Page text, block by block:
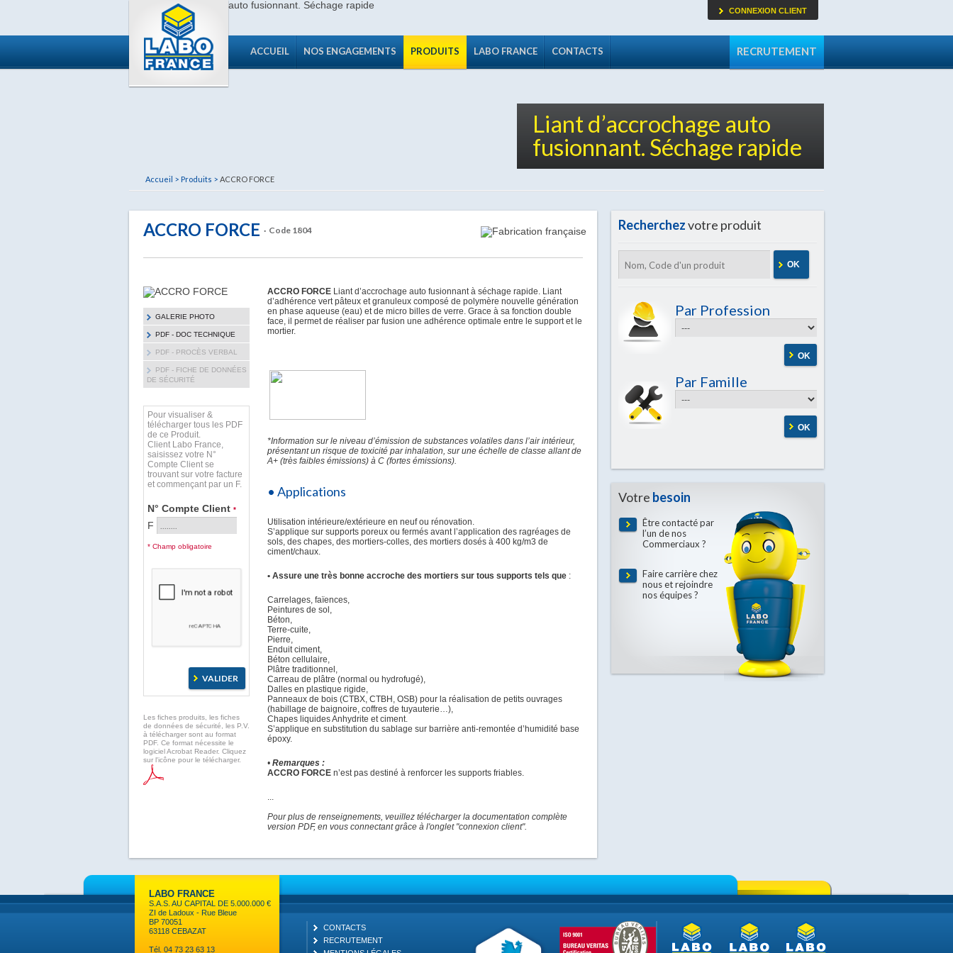
RECRUTEMENT
ACCUEIL NOS ENGAGEMENTS PRODUITS LABO FRANCE CONTACTS
CONNEXION CLIENT
Liant d’accrochage auto
fusionnant. Séchage rapide
Accueil > Produits > ACCRO FORCE
ACCRO FORCE · Code 1804
GALERIE PHOTO
PDF - DOC TECHNIQUE
PDF - PROCÈS VERBAL
PDF - FICHE DE DONNÉES
DE SÉCURITÉ
Pour visualiser &
télécharger tous les PDF
de ce Produit.
Client Labo France,
saisissez votre N°
Compte Client se
trouvant sur votre facture
et commençant par un F.
N° Compte Client *
F
* Champ obligatoire
Les fiches produits, les fiches
de données de sécurité, les P.V.
à télécharger sont au format
PDF. Ce format nécessite le
logiciel Acrobat Reader. Cliquez
sur l'icône pour le télécharger.
ACCRO FORCE Liant d’accrochage auto fusionnant à séchage rapide. Liant
d’adhérence vert pâteux et granuleux composé de polymère nouvelle génération
en phase aqueuse (eau) et de micro billes de verre. Grace à sa fonction double
face, il permet de réaliser par fusion une adhérence optimale entre le support et le
mortier.
*Information sur le niveau d’émission de substances volatiles dans l’air intérieur,
présentant un risque de toxicité par inhalation, sur une échelle de classe allant de
A+ (très faibles émissions) à C (fortes émissions).
• Applications
Utilisation intérieure/extérieure en neuf ou rénovation.
S’applique sur supports poreux ou fermés avant l’application des ragréages de
sols, des chapes, des mortiers-colles, des mortiers dosés à 400 kg/m3 de
ciment/chaux.
• Assure une très bonne accroche des mortiers sur tous supports tels que :
Carrelages, faïences,
Peintures de sol,
Béton,
Terre-cuite,
Pierre,
Enduit ciment,
Béton cellulaire,
Plâtre traditionnel,
Carreau de plâtre (normal ou hydrofugé),
Dalles en plastique rigide,
Panneaux de bois (CTBX, CTBH, OSB) pour la réalisation de petits ouvrages
(habillage de baignoire, coffres de tuyauterie…),
Chapes liquides Anhydrite et ciment.
S’applique en substitution du sablage sur barrière anti-remontée d’humidité base
époxy.
• Remarques :
ACCRO FORCE n’est pas destiné à renforcer les supports friables.
...
Pour plus de renseignements, veuillez télécharger la documentation complète
version PDF, en vous connectant grâce à l'onglet "connexion client".
Recherchezvotre produit
OK
Par Profession
OK
Par Famille
OK
Votre besoin
Être contacté par
l’un de nos
Commerciaux ?
Faire carrière chez
nous et rejoindre
nos équipes ?
LABO FRANCE
S.A.S. AU CAPITAL DE 5.000.000 €
ZI de Ladoux - Rue Bleue
BP 70051
63118 CEBAZAT
Tél. 04 73 23 63 13
CONTACTS
RECRUTEMENT